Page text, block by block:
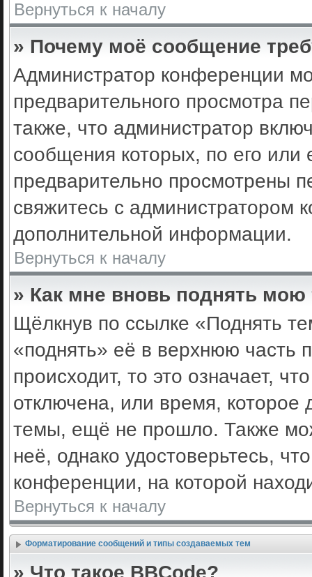
Вернуться к началу
» Почему моё сообщение
Администратор конференции
предварительного просмотра
также, что администратор
сообщения которых, по его
предварительно просмотрены
свяжитесь с администратором
дополнительной информации.
Вернуться к началу
» Как мне вновь поднять мою
Щёлкнув по ссылке «Поднять
«поднять» её в верхнюю часть
происходит, то это означает,
отключена, или время, которое
темы, ещё не прошло. Также
неё, однако удостоверьтесь,
конференции, на которой
Вернуться к началу
Форматирование сообщений и типы создаваемых тем
» Что такое BBCode?